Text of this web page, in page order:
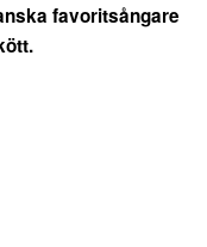
favoritsångare